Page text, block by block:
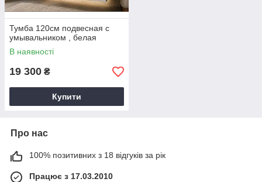
Тумба 120см подвесная с
умывальником , белая
В наявності
19 300 ₴
Купити
Про нас
100% позитивних з 18 відгуків за рік
Працює з 17.03.2010